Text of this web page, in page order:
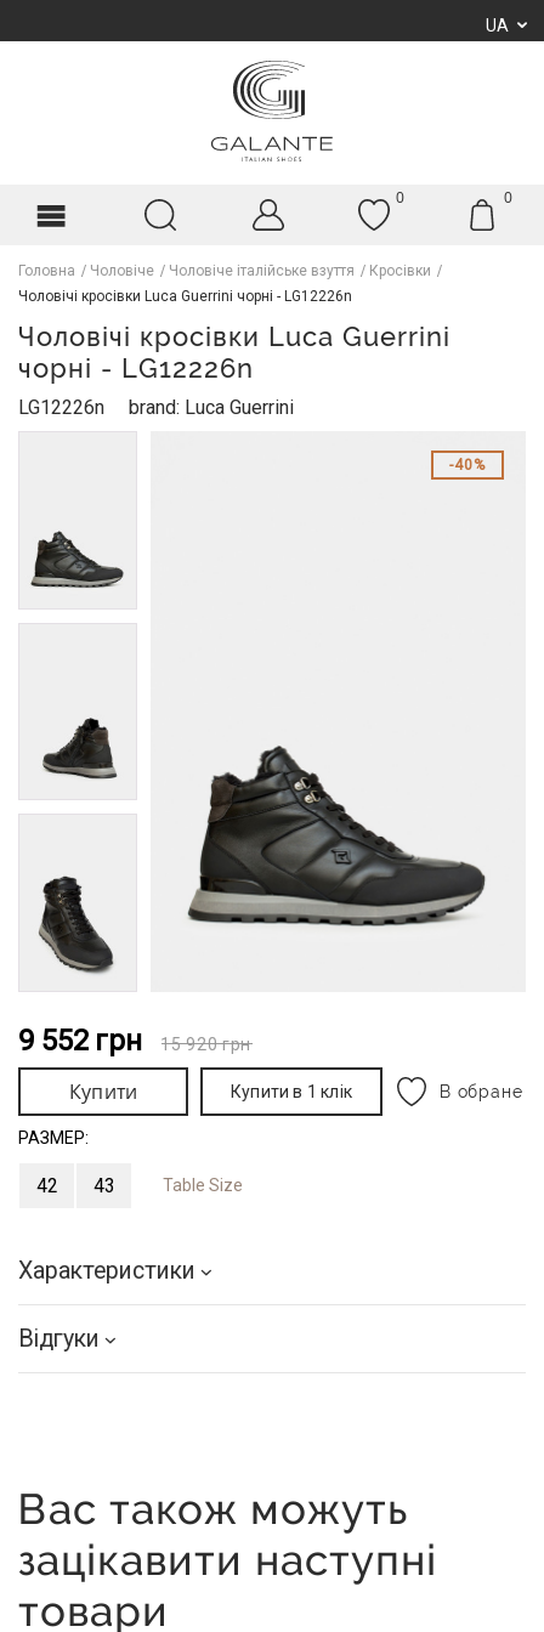
UA
0 0
Головна Чоловіче Чоловіче італійське взуття
Кросівки
Чоловічі кросівки Luca Guerrini чорні - LG12226n
Чоловічі кросівки Luca Guerrini
чорні - LG12226n
LG12226n brand: Luca Guerrini
40%
9 552 грн 15 920грн
Купити Купити в 1 клік В обране
РАЗМЕР:
42 43 Table Size
Характеристики
Відгуки
Вас також можуть
зацікавити наступні
товари